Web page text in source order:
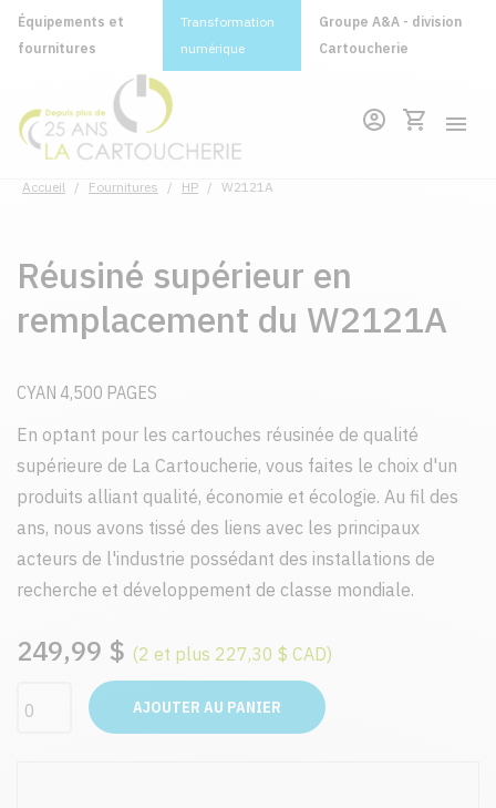
Équipements et
fournitures
Transformation
numérique
Groupe A&A - division
Cartoucherie
Accueil / Fournitures / HP / W2121A
Réusiné supérieur en
remplacement du W2121A
CYAN 4,500 PAGES
En optant pour les cartouches réusinée de qualité
supérieure de La Cartoucherie, vous faites le choix d'un
produits alliant qualité, économie et écologie. Au fil des
ans, nous avons tissé des liens avec les principaux
acteurs de l'industrie possédant des installations de
recherche et développement de classe mondiale.
249,99 $ (2 et plus 227,30 $ CAD)
AJOUTER AU PANIER